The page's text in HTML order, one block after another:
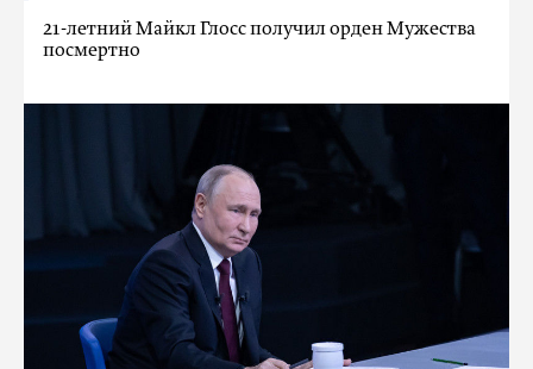
21-летний Майкл Глосс получил орден Мужества
посмертно